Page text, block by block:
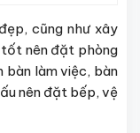
cũng như xây
tốt nên đặt phòng
bàn làm việc, bàn
nên đặt bếp, vệ